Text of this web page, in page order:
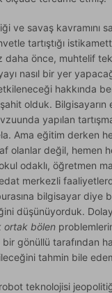
ve savaş kavramını
tartıştığı
daha önce, muhtelif
nasıl bir yer
hakkında
olduk. Bilgisayarın
yapılan
Ama eğitim derken
olanlar değil, hemen
odaklı, öğretmen
merkezli
bilgisayar diye
düşünüyorduk.
ortak bölen
bir gönüllü tarafından
tahmin bile
teknolojisi